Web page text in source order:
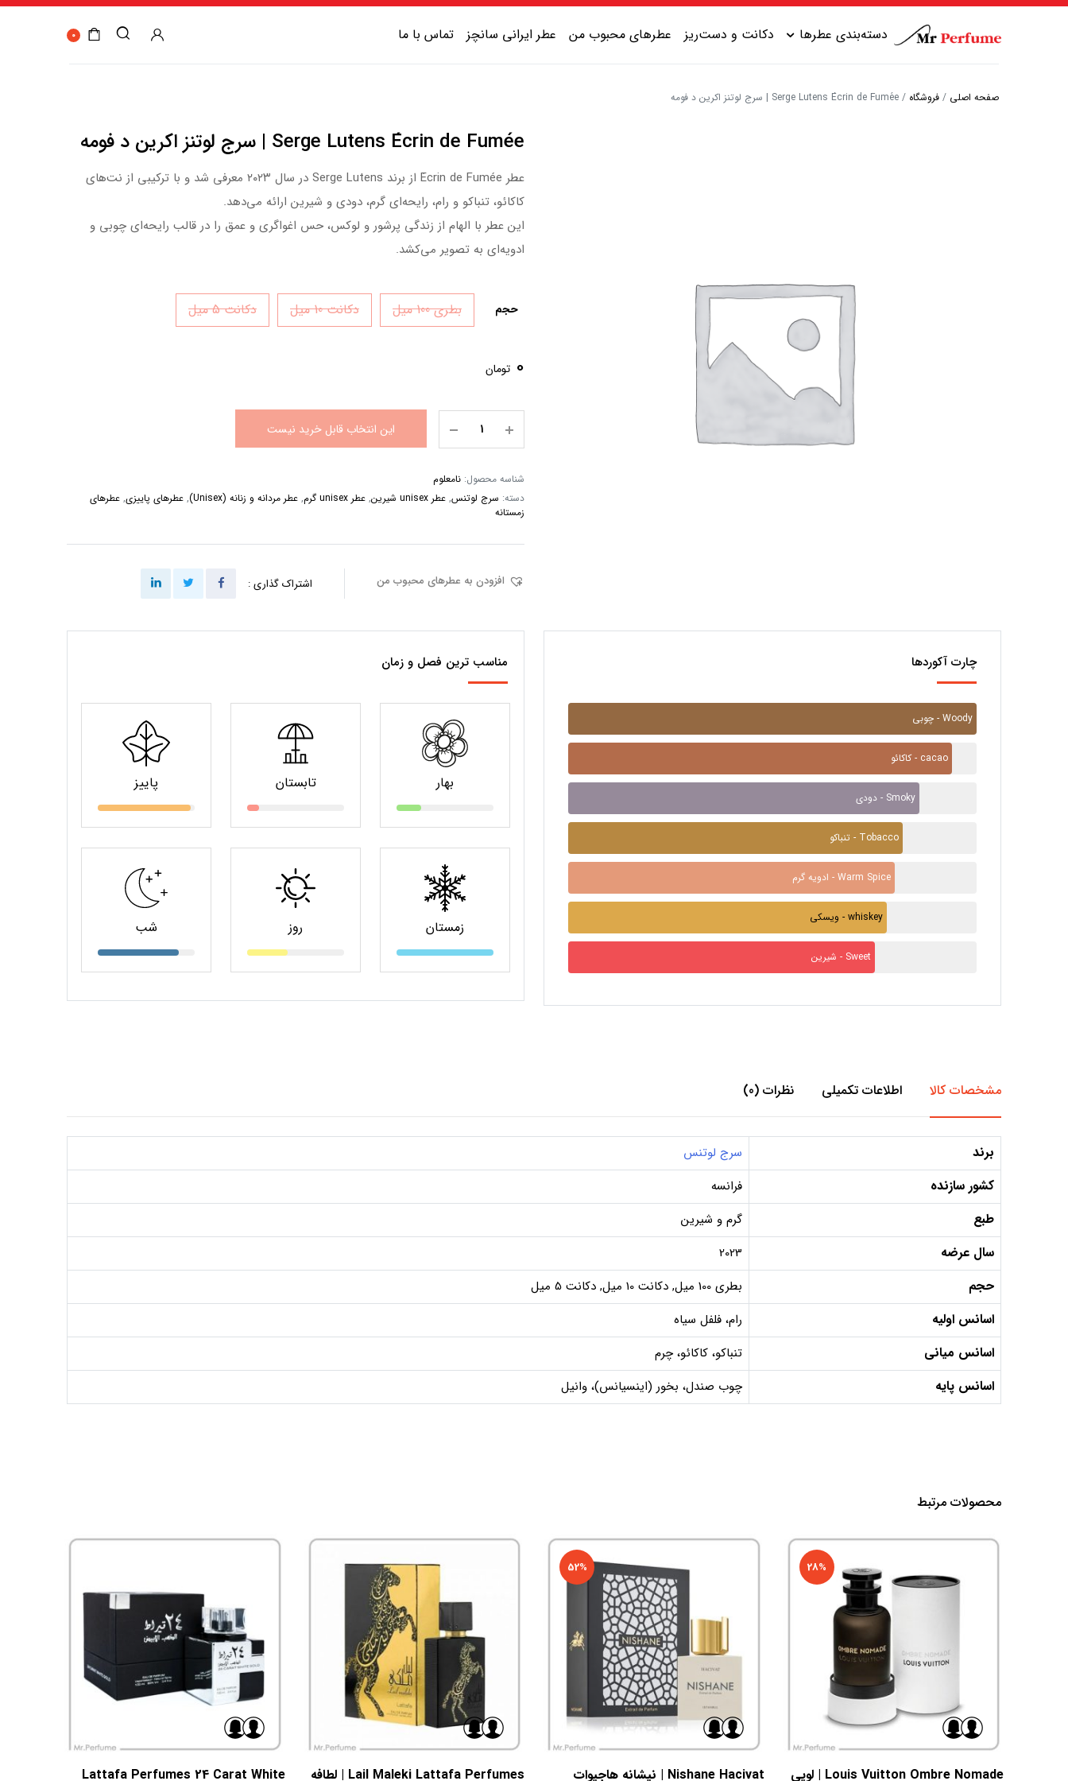
دسته‌بندی عطرها دکانت و دست‌ریز عطرهای محبوب من عطر ایرانی سانچز تماس با ما 0
صفحه اصلی / فروشگاه / Serge Lutens Écrin de Fumée | سرج لوتنز اکرین د فومه
Serge Lutens Écrin de Fumée | سرج لوتنز اکرین د فومه
عطر Écrin de Fumée از برند Serge Lutens در سال ۲۰۲۳ معرفی شد و با ترکیبی از نت‌های
کاکائو، تنباکو و رام، رایحه‌ای گرم، دودی و شیرین ارائه می‌دهد.
این عطر با الهام از زندگی پرشور و لوکس، حس اغواگری و عمق را در قالب رایحه‌ای چوبی و
ادویه‌ای به تصویر می‌کشد.
حجم بطری 100 میل دکانت 10 میل دکانت 5 میل
0 تومان
این انتخاب قابل خرید نیست
شناسه محصول: نامعلوم
دسته: سرج لوتنس, عطر unisex شیرین , عطر unisex گرم , عطر مردانه و زنانه (Unisex) , عطرهای پاییزی, عطرهای
زمستانه
افزودن به عطرهای محبوب من اشتراک گذاری :
چارت آکوردها
چوبی - Woody
کاکائو - cacao
دودی - Smoky
تنباکو - Tobacco
ادویه گرم - Warm Spice
ویسکی - whiskey
شیرین - Sweet
مناسب ترین فصل و زمان
بهار تابستان پاییز
زمستان روز شب
مشخصات کالا اطلاعات تکمیلی نظرات (0)
برند سرج لوتنس
کشور سازنده فرانسه
طبع گرم و شیرین
سال عرضه 2023
حجم بطری 100 میل, دکانت 10 میل, دکانت 5 میل
اسانس اولیه رام، فلفل سیاه
اسانس میانی تنباکو، کاکائو، چرم
اسانس پایه چوب صندل، بخور (اینسیانس)، وانیل
محصولات مرتبط
28%
Louis Vuitton Ombre Nomade | لویی
52%
Nishane Hacivat | نیشانه هاجیوات Lail Maleki Lattafa Perfumes | لطافه Lattafa Perfumes 24 Carat White